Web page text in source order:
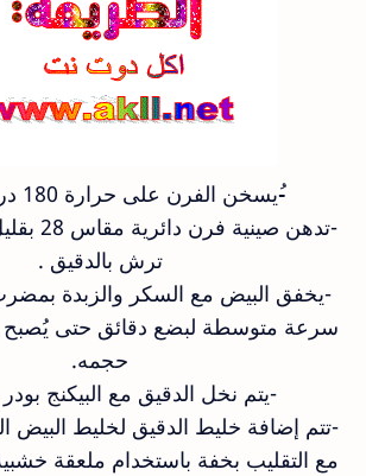
-ُيسخن الفرن على حرارة 180 درجة مئوية.
-تدهن
ترش بالدقيق .
-يخفق البيض مع السكر والزبدة
سرعة متوسطة لبضع دقائق حتى يُصبح
حجمه.
-يتم نخل الدقيق مع البيكنج بودر
-تتم إضافة خليط الدقيق لخليط البيض
مع التقليب بخفة باستخدام ملعقة